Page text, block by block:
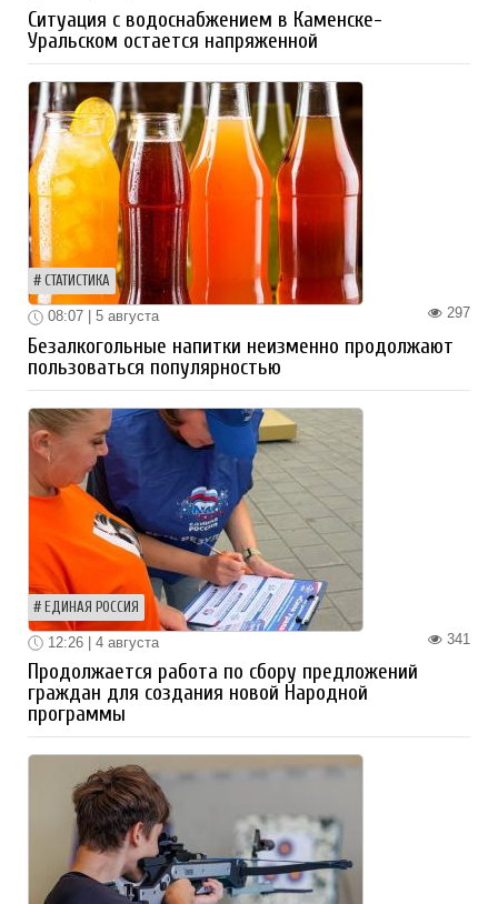
Ситуация с водоснабжением в Каменске-
Уральском остается напряженной
СТАТИСТИКА
297
08:07 | 5 августа
Безалкогольные напитки неизменно продолжают
пользоваться популярностью
ЕДИНАЯ РОССИЯ
341
12:26 | 4 августа
Продолжается работа по сбору предложений
граждан для создания новой Народной
программы